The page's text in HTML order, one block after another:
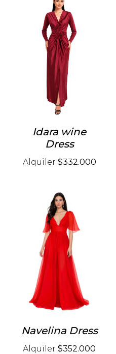
Idara wine
Dress
Alquiler $332.000
Navelina Dress
Alquiler $352.000